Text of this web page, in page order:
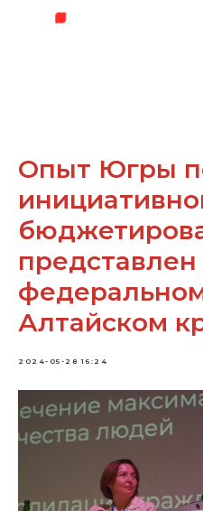
Опыт Югры
представлен
Алтайском
2024-05-28 16:24